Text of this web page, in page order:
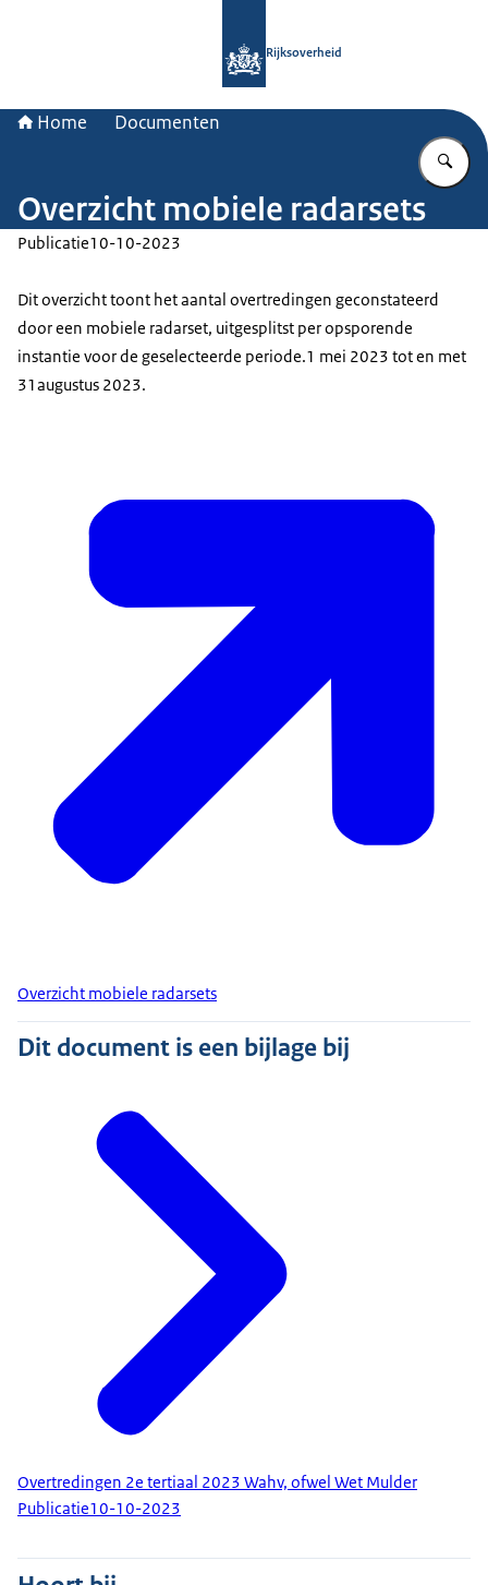
Rijksoverheid
Home Documenten
Overzicht mobiele radarsets
Publicatie10-10-2023
Dit overzicht toont het aantal overtredingen geconstateerd
door een mobiele radarset, uitgesplitst per opsporende
instantie voor de geselecteerde periode.1 mei 2023 tot en met
31augustus 2023.
Overzicht mobiele radarsets
Dit document is een bijlage bij
Overtredingen 2e tertiaal 2023 Wahv, ofwel Wet Mulder
Publicatie10-10-2023